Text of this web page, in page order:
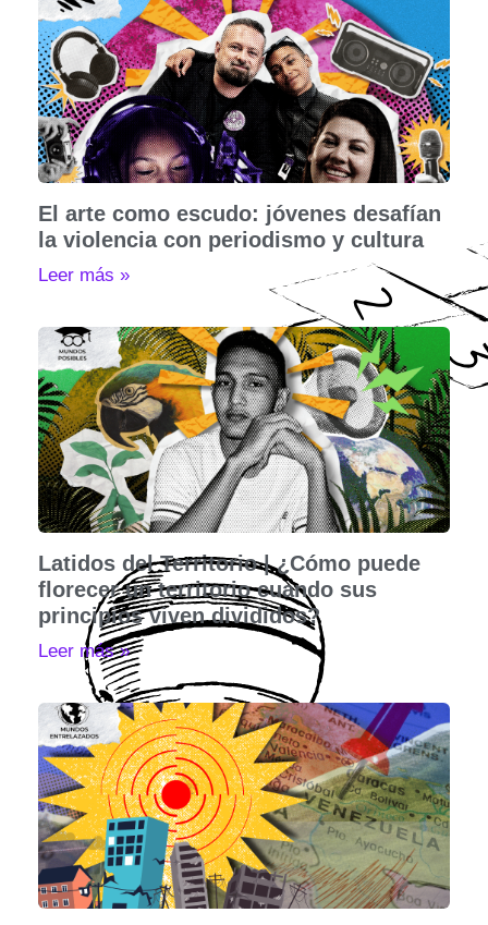
El arte como escudo: jóvenes desafían
la violencia con periodismo y cultura
Leer más »
Latidos del Territorio | ¿Cómo puede
florecer un territorio cuando sus
principios viven divididos?
Leer más »